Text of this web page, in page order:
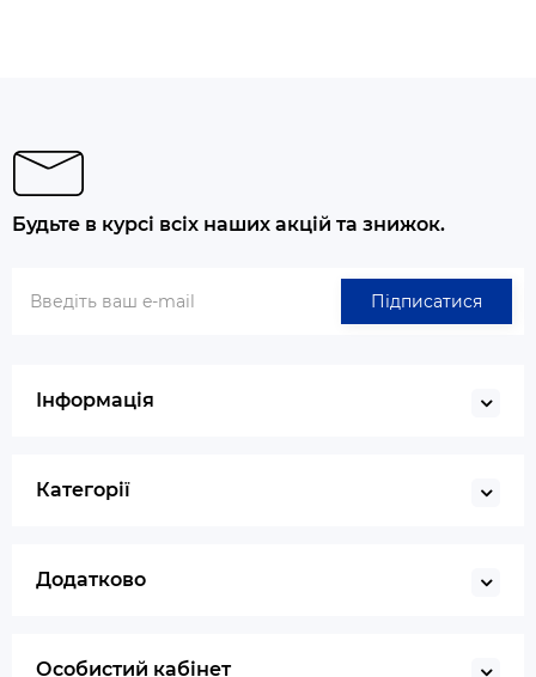
Будьте в курсі всіх наших акцій та знижок.
Підписатися
Інформація
Категорії
Додатково
Особистий кабінет